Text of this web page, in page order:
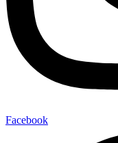
Facebook